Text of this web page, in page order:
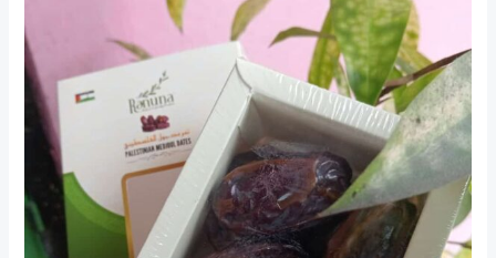
Raja
Kurma
Premium
dengan
Rasa
Legit